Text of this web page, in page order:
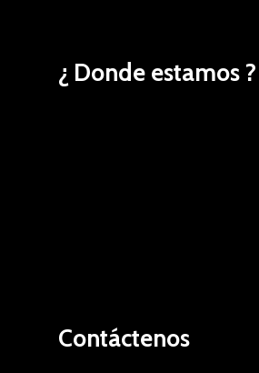
¿ Donde estamos ?
Contáctenos